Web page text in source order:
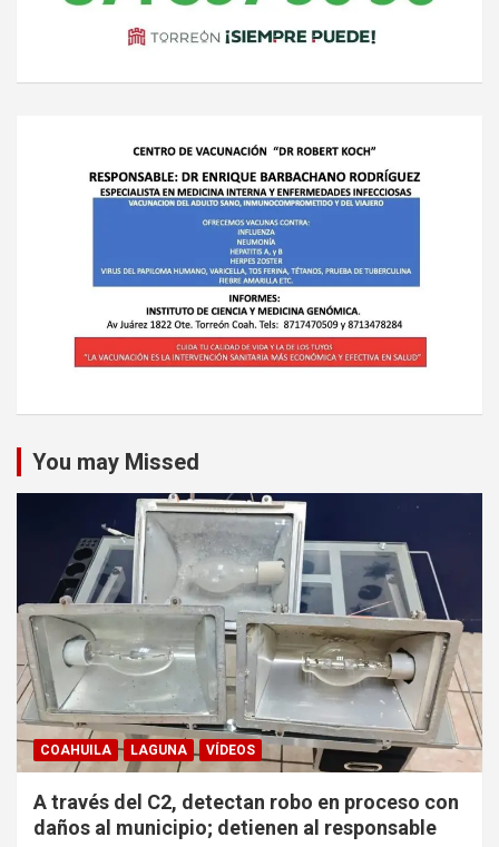
You may Missed
COAHUILA LAGUNA VÍDEOS
A través del C2, detectan robo en proceso con
daños al municipio; detienen al responsable